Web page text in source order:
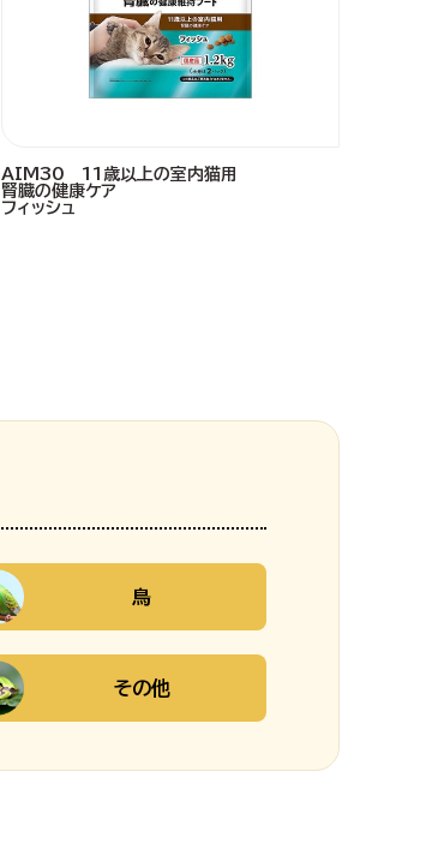
AIM30 11歳以上の室内猫用
腎臓の健康ケア
フィッシュ
鳥
その他